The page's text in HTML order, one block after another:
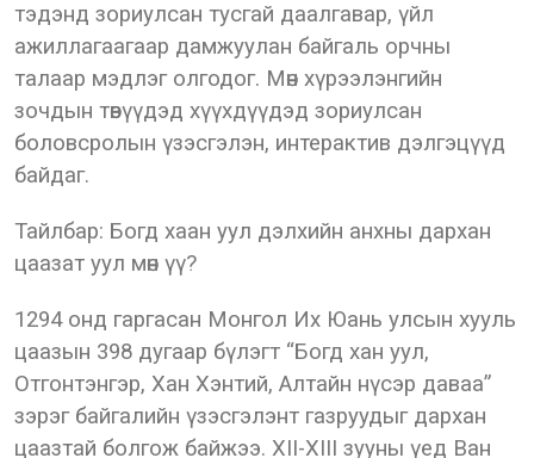
тэдэнд зориулсан тусгай даалгавар, үйл
ажиллагаагаар дамжуулан байгаль орчны
талаар мэдлэг олгодог. Мөн хүрээлэнгийн
зочдын төвүүдэд хүүхдүүдэд зориулсан
боловсролын үзэсгэлэн, интерактив дэлгэцүүд
байдаг.
Тайлбар: Богд хаан уул дэлхийн анхны дархан
цаазат уул мөн үү?
1294 онд гаргасан Монгол Их Юань улсын хууль
цаазын 398 дугаар бүлэгт “Богд хан уул,
Отгонтэнгэр, Хан Хэнтий, Алтайн нүсэр даваа”
зэрэг байгалийн үзэсгэлэнт газруудыг дархан
цаазтай болгож байжээ. XII-XIII зууны үед Ван